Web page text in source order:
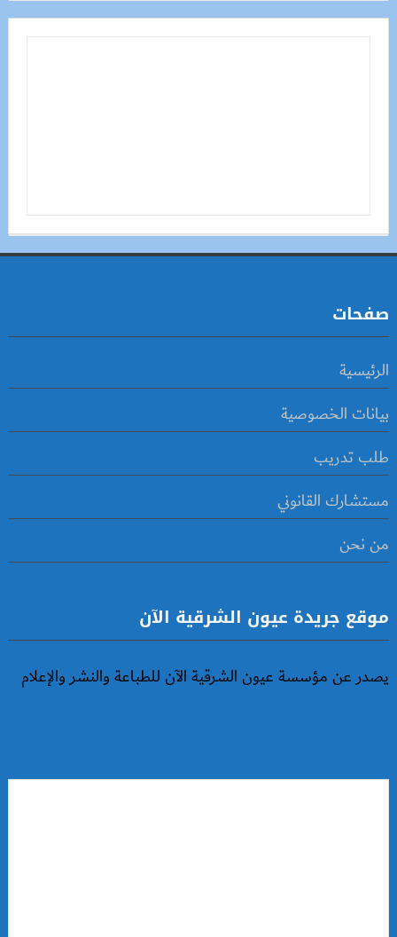
صفحات
الرئيسية
بيانات الخصوصية
طلب تدريب
مستشارك القانوني
من نحن
موقع جريدة عيون الشرقية الآن
يصدر عن مؤسسة عيون الشرقية الآن للطباعة والنشر والإعلام